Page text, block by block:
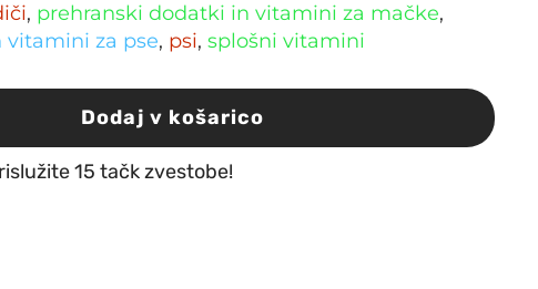
, prehranski dodatki in vitamini za mačke,
za pse, psi, splošni vitamini
Dodaj v košarico
15 tačk zvestobe!